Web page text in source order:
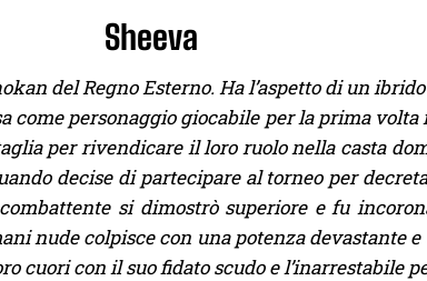
Sheeva
del Regno Esterno. Ha l’aspetto di un
come personaggio giocabile per la prima
per rivendicare il loro ruolo nella casta
decise di partecipare al torneo per
si dimostrò superiore e fu
nude colpisce con una potenza devastante
cuori con il suo fidato scudo e l’inarrestabile